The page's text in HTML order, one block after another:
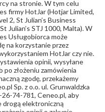
na stronie. W tym celu
firmy HotJar (Hotjar Limited,
2, St Julian’s Business
Julian’s STJ 1000, Malta). W
Usługobiorca może
na korzystanie przez
HotJar czy nie.
opinii, wysyłane
po złożeniu zamówienia
zgodę, przekażemy
Sp. z o.o. ul. Grunwaldzka
74-781, Ceneo.pl, aby
drogą elektroniczną